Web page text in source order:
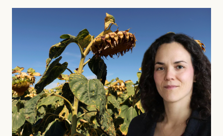
Jonas Lundström
Publicerad24 July, 2026
#23/2026
Jesper Lundby: ”Livet i sig
är ganska politiskt”
Jesper Lundby
Publicerad15 July, 2026
Uppdaterad15 July, 2026